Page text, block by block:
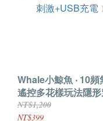
Whale小鯨魚 ‧ 10頻
遙控多花樣玩法隱
按摩器-蜜粉﹝內外調
激+USB充電﹞
NT$1,200
NT$399